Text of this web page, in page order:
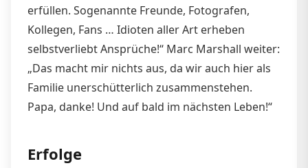
erfüllen. Sogenannte Freunde, Fotografen,
Kollegen, Fans … Idioten aller Art erheben
selbstverliebt Ansprüche!“ Marc Marshall weiter:
„Das macht mir nichts aus, da wir auch hier als
Familie unerschütterlich zusammenstehen.
Papa, danke! Und auf bald im nächsten Leben!“
Erfolge